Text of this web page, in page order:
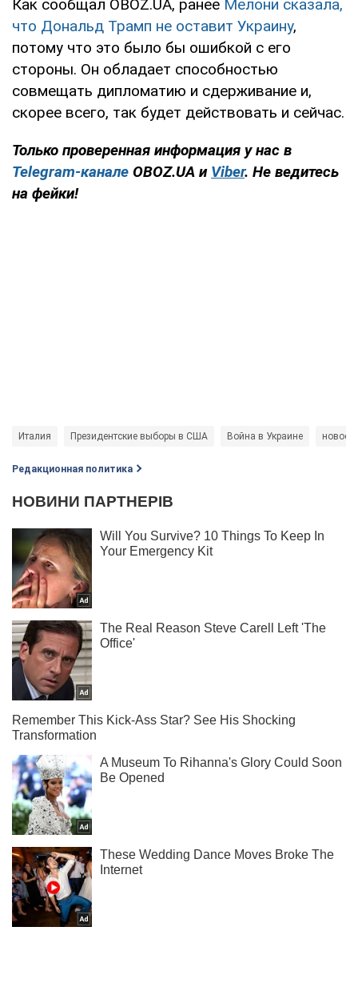
Как сообщал OBOZ.UA, ранее Мелони сказала,
что Дональд Трамп не оставит Украину,
потому что это было бы ошибкой с его
стороны. Он обладает способностью
совмещать дипломатию и сдерживание и,
скорее всего, так будет действовать и сейчас.
Только проверенная информация у нас в
Telegram-канале OBOZ.UA и Viber. Не ведитесь
на фейки!
Италия Президентские выборы в США Война в Украине
Редакционная политика